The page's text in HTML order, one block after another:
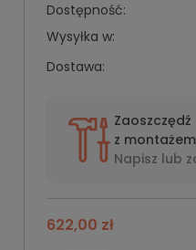
Dostępność:
Wysyłka w:
Dostawa:
z montażem
Napisz lub
622,00 zł